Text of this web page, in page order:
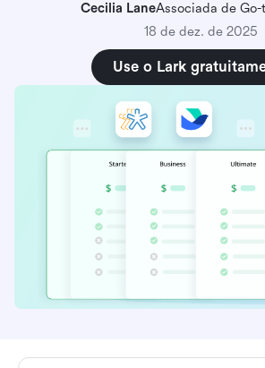
Cecilia LaneAssociada de
18 de dez. de 2025
Use o Lark